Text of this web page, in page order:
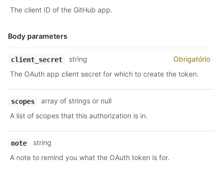
Descrição
The client ID of the GitHub app.
Body parameters
Nome,
Descrição
client_secret string
Obrigatório
The OAuth app client secret for which to create the token.
scopes
array of strings or null
A list of scopes that this authorization is in.
note
string
A note to remind you what the OAuth token is for.